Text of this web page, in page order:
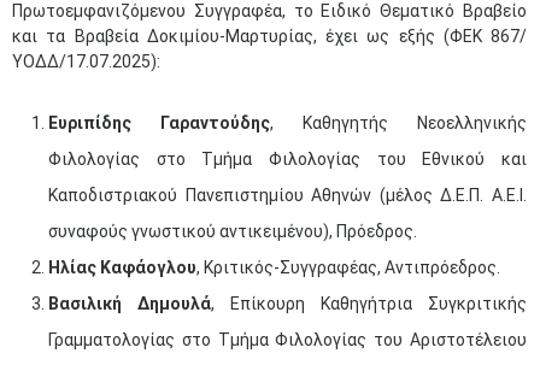
Πρωτοεμφανιζόμενου Συγγραφέα, το Ειδικό Θεματικό Βραβείο
και τα Βραβεία Δοκιμίου-Μαρτυρίας, έχει ως εξής (ΦΕΚ 867/
ΥΟΔΔ/17.07.2025):
Ευριπίδης Γαραντούδης, Καθηγητής Νεοελληνικής
Φιλολογίας στο Τμήμα Φιλολογίας του Εθνικού και
Καποδιστριακού Πανεπιστημίου Αθηνών (μέλος Δ.Ε.Π. Α.Ε.Ι.
συναφούς γνωστικού αντικειμένου), Πρόεδρος.
Ηλίας Καφάογλου, Κριτικός-Συγγραφέας, Αντιπρόεδρος.
Βασιλική Δημουλά, Επίκουρη Καθηγήτρια Συγκριτικής
Γραμματολογίας στο Τμήμα Φιλολογίας του Αριστοτέλειου